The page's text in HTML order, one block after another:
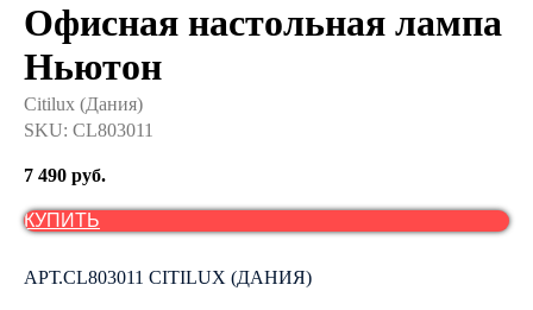
Офисная настольная лампа
Ньютон
Citilux (Дания)
SKU: CL803011
7 490 руб.
КУПИТЬ
АРТ.CL803011 CITILUX (ДАНИЯ)